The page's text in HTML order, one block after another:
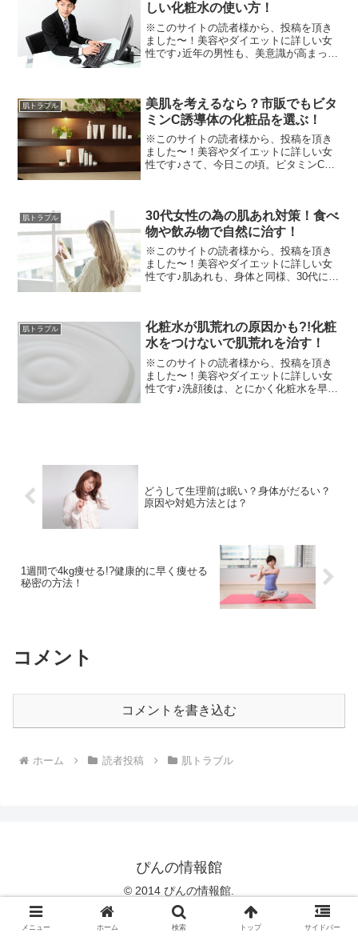
しい化粧水の使い方！
※このサイトの読者様から、投稿を頂き
ました〜！美容やダイエットに詳しい女
性です♪近年の男性も、美意識が高まって
利用客が増えている様で...
肌トラブル
美肌を考えるなら？市販でもビタ
ミンC誘導体の化粧品を選ぶ！
※このサイトの読者様から、投稿を頂き
ました〜！美容やダイエットに詳しい女
性です♪さて、今日この頃。ビタミンC誘
誘導体ってなにが違う...
肌トラブル
30代女性の為の肌あれ対策！食べ
物や飲み物で自然に治す！
※このサイトの読者様から、投稿を頂き
ました〜！美容やダイエットに詳しい女
性です♪肌あれも、身体と同様、30代にな
言ってましたが...
肌トラブル
化粧水が肌荒れの原因かも?!化粧
水をつけないで肌荒れを治す！
※このサイトの読者様から、投稿を頂き
ました〜！美容やダイエットに詳しい女
性です♪洗顔後は、とにかく化粧水を早
どうして生理前は眠い？身体がだるい？
原因や対処方法とは？
1週間で4kg痩せる!?健康的に早く痩せる
秘密の方法！
コメント
コメントを書き込む
ホーム 読者投稿 肌トラブル
ぴんの情報館
© 2014 ぴんの情報館.
メニュー ホーム 検索 トップ サイドバー